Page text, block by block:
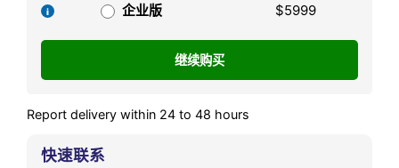
to reach USD 3,992.62 MN
of 5.13% from 2025 to 2032.
企业版
$5999
Report delivery within 24 to 48 hours
快速联系